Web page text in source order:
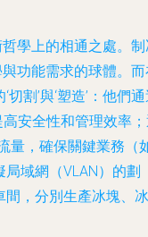
哲學上的相通之處。
與功能需求的球體。
割’與‘塑造’：他們
高安全性和管理效率
量，確保關鍵業務（
域網（VLAN）的劃
間，分別生產冰塊、冰